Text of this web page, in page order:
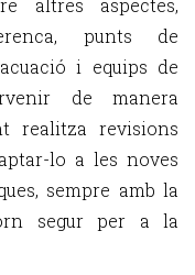
altres aspectes,
punts de
i equips de
de manera
realitza revisions
lo a les noves
sempre amb la
segur per a la